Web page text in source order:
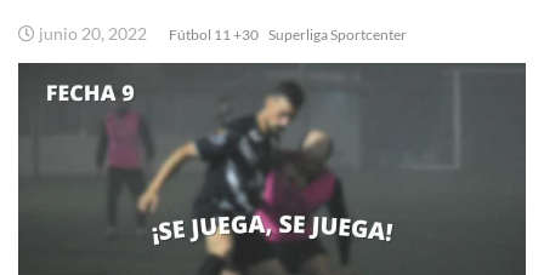
junio 20, 2022 Fútbol 11 +30 Superliga Sportcenter